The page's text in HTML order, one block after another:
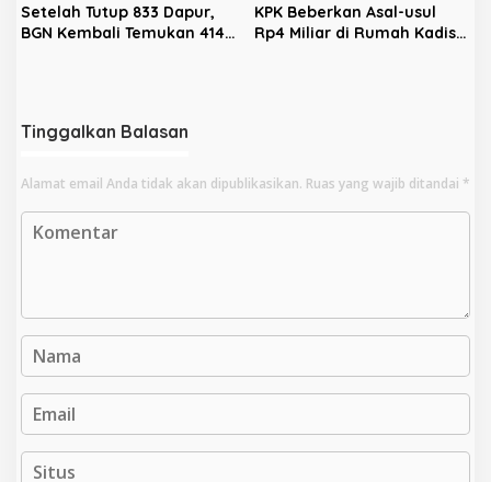
Setelah Tutup 833 Dapur,
BGN Kembali Temukan 414
KPK Beberkan Asal-usul
Rp4 Miliar di Rumah Kadis
Tinggalkan Balasan
Alamat email Anda tidak akan dipublikasikan. Ruas yang wajib ditandai *